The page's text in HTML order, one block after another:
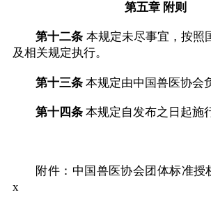
第五章 附则
第十二条 本规定未尽事宜，按照
及相关规定执行。
第十三条 本规定由中国兽医协会
第十四条本规定自发布之日起施
附件： 中国兽医协会团体标准授
x